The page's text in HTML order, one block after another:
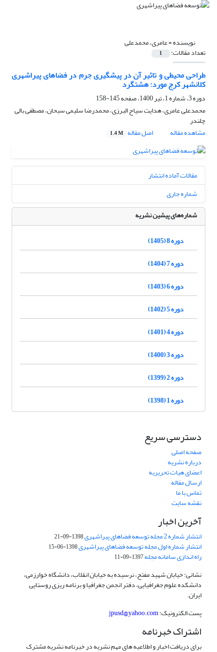
نویسنده =عامری، محمدعلی
تعداد مقالات: 1
طراحی محیطی و تاثیر آن در پیشگیری جرم در فضاهای پیراشهری
کلانشهر کرج مورد: هشتگرد
دوره 3، شماره 1، تیر 1400، صفحه
145-158
محمدعلی عامری، هدایت سیاح البرزی، محمدرضا سلیمی سبحان، مصطفی بالی
چلندر
مشاهده مقاله
اصل مقاله 1.4 M
مقالات آماده انتشار
شماره جاری
شماره‌های پیشین نشریه
دوره 8 (1405)
دوره 7 (1404)
دوره 6 (1403)
دوره 5 (1402)
دوره 4 (1401)
دوره 3 (1400)
دوره 2 (1399)
دوره 1 (1398)
دسترسی سریع
صفحه اصلی
درباره نشریه
اعضای هیات تحریریه
ارسال مقاله
تماس با ما
نقشه سایت
آخرین اخبار
انتشار شماره 2 مجله توسعه فضاهای پیراشهری 1398-09-21
انتشار شماره اول مجله توسعه فضاهای پیراشهری1398-06-15
راه اندازی سامانه مجله1397-09-11
نشانی: خیابان شهید مفتح، نرسیده به خیابان انقلاب، دانشگاه خوارزمی،
دانشکده علوم جغرافیایی، دفتر انجمن جغرافیا و برنامه ریزی روستایی
ایران.
پست الکترونیک:jpusd@yahoo.com
اشتراک خبرنامه
برای دریافت اخبار و اطلاعیه های مهم نشریه در خبرنامه نشریه مشترک